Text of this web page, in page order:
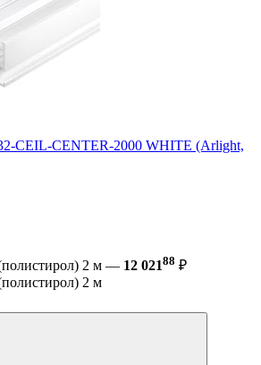
CEIL-CENTER-2000 WHITE (Arlight,
2 м — 12 02188 ₽
2 м